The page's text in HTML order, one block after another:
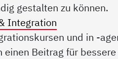
gestalten zu können.
Integration
und in -
einen Beitrag für